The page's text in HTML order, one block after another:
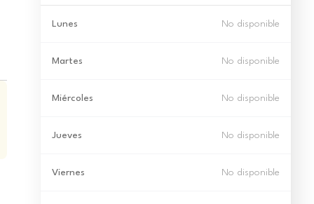
Lunes No disponible
Martes No disponible
Miércoles No disponible
Jueves No disponible
Viernes No disponible